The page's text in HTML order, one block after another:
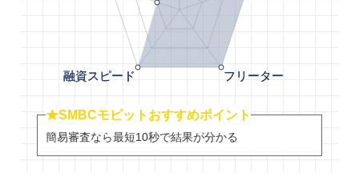
★SMBCモビットおすすめポイント
簡易審査なら最短10秒で結果が分かる